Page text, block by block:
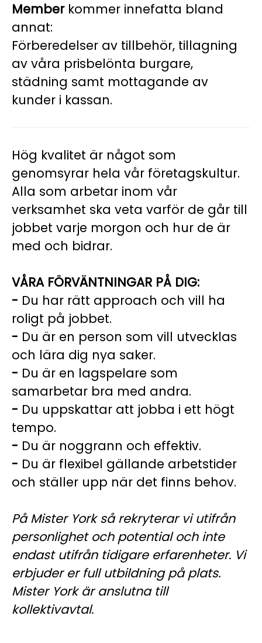
Memberkommer innefatta bland
annat:
Förberedelser av tillbehör, tillagning
av våra prisbelönta burgare,
städning samt mottagande av
kunder i kassan.
Hög kvalitet är något som
genomsyrar hela vår företagskultur.
Alla som arbetar inom vår
verksamhet ska veta varför de går till
jobbet varje morgon och hur de är
med och bidrar.
VÅRA FÖRVÄNTNINGAR PÅ DIG:
- Du har rätt approach och vill ha
roligt på jobbet.
- Du är en person som vill utvecklas
och lära dig nya saker.
- Du är en lagspelare som
samarbetar bra med andra.
- Du uppskattar att jobba i ett högt
tempo.
- Du är noggrann och effektiv.
- Du är flexibel gällande arbetstider
och ställer upp när det finns behov.
På Mister York så rekryterar vi utifrån
personlighet och potential och inte
endast utifrån tidigare erfarenheter. Vi
erbjuder er full utbildning på plats.
Mister York är anslutna till
kollektivavtal.